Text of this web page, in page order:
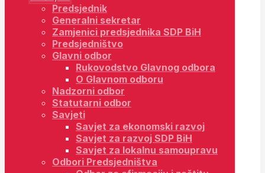
Predsjednik
Generalni sekretar
Zamjenici predsjednika SDP BiH
Predsjedništvo
Glavni odbor
Rukovodstvo Glavnog odbora
O Glavnom odboru
Nadzorni odbor
Statutarni odbor
Savjeti
Savjet za ekonomski razvoj
Savjet za razvoj SDP BiH
Savjet za lokalnu samoupravu
Odbori Predsjedništva